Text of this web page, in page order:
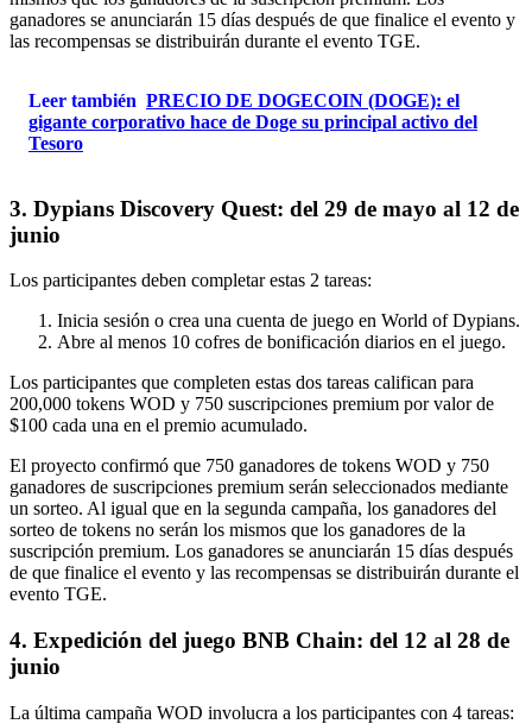
ganadores se anunciarán 15 días después de que finalice el evento y
las recompensas se distribuirán durante el evento TGE.
Leer también PRECIO DE DOGECOIN (DOGE): el
gigante corporativo hace de Doge su principal activo del
Tesoro
3. Dypians Discovery Quest: del 29 de mayo al 12 de
junio
Los participantes deben completar estas 2 tareas:
Inicia sesión o crea una cuenta de juego en World of Dypians.
Abre al menos 10 cofres de bonificación diarios en el juego.
Los participantes que completen estas dos tareas califican para
200,000 tokens WOD y 750 suscripciones premium por valor de
$100 cada una en el premio acumulado.
El proyecto confirmó que 750 ganadores de tokens WOD y 750
ganadores de suscripciones premium serán seleccionados mediante
un sorteo. Al igual que en la segunda campaña, los ganadores del
sorteo de tokens no serán los mismos que los ganadores de la
suscripción premium. Los ganadores se anunciarán 15 días después
de que finalice el evento y las recompensas se distribuirán durante el
evento TGE.
4. Expedición del juego BNB Chain: del 12 al 28 de
junio
La última campaña WOD involucra a los participantes con 4 tareas: